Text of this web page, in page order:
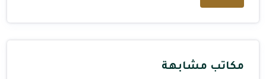
مكاتب مشابهة